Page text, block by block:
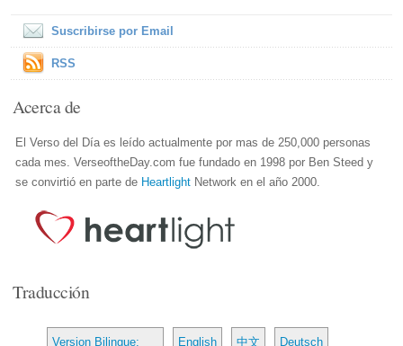
Suscribirse por Email
RSS
Acerca de
El Verso del Día es leído actualmente por mas de 250,000 personas
cada mes. VerseoftheDay.com fue fundado en 1998 por Ben Steed y
se convirtió en parte de Heartlight Network en el año 2000.
Traducción
Version Bilingue:
English 中文 Deutsch